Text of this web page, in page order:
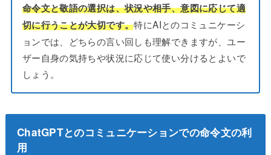
命令文と敬語の選択は、状況や相手、意図に応じて適
切に行うことが大切です。特にAIとのコミュニケーシ
ョンでは、どちらの言い回しも理解できますが、ユー
ザー自身の気持ちや状況に応じて使い分けるとよいで
しょう。
ChatGPTとのコミュニケーションでの命令文の利
用